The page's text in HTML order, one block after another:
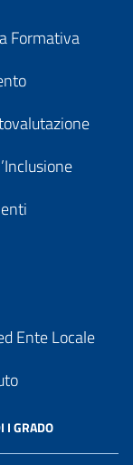
Formativa
Ente Locale
I GRADO